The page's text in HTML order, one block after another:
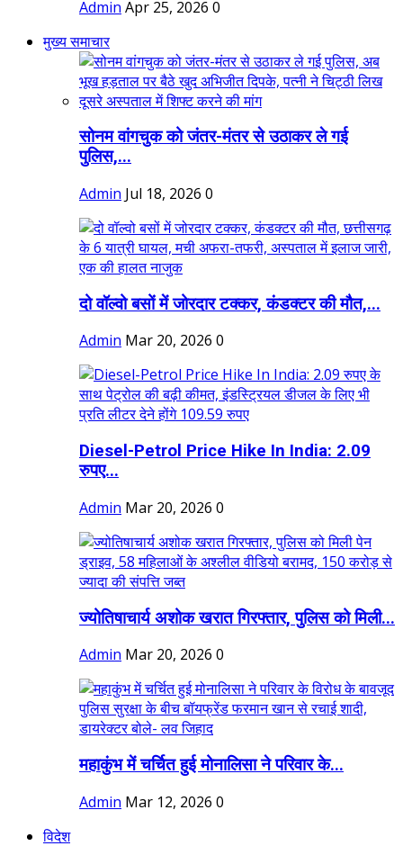
Admin Apr 25, 2026 0
मुख्य समाचार
सोनम वांगचुक को जंतर-मंतर से उठाकर ले गई
पुलिस,...
Admin Jul 18, 2026 0
दो वॉल्वो बसों में जोरदार टक्कर, कंडक्टर की मौत,...
Admin Mar 20, 2026 0
Diesel-Petrol Price Hike In India: 2.09
रुपए...
Admin Mar 20, 2026 0
ज्योतिषाचार्य अशोक खरात गिरफ्तार, पुलिस को मिली...
Admin Mar 20, 2026 0
महाकुंभ में चर्चित हुई मोनालिसा ने परिवार के...
Admin Mar 12, 2026 0
विदेश